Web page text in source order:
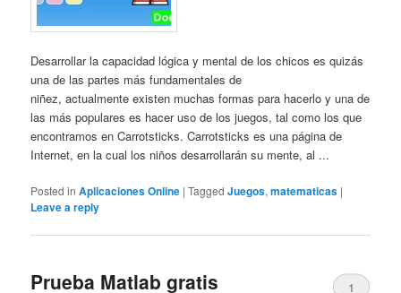
Desarrollar la capacidad lógica y mental de los chicos es quizás
una de las partes más fundamentales de
niñez, actualmente existen muchas formas para hacerlo y una de
las más populares es hacer uso de los juegos, tal como los que
encontramos en Carrotsticks. Carrotsticks es una página de
Internet, en la cual los niños desarrollarán su mente, al ...
Posted in Aplicaciones Online |Tagged Juegos,matematicas |
Leave a reply
Prueba Matlab gratis 1